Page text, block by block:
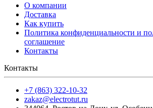
О компании
Доставка
Как купить
Политика конфиденциальности и
соглашение
Контакты
Контакты
+7 (863) 322-10-32
zakaz@electrotut.ru